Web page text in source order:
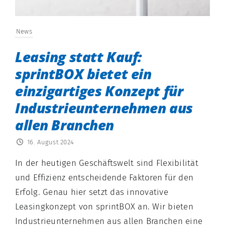
News
Leasing statt Kauf:
sprintBOX bietet ein
einzigartiges Konzept für
Industrieunternehmen aus
allen Branchen
16. August 2024
In der heutigen Geschäftswelt sind Flexibilität
und Effizienz entscheidende Faktoren für den
Erfolg. Genau hier setzt das innovative
Leasingkonzept von sprintBOX an. Wir bieten
Industrieunternehmen aus allen Branchen eine